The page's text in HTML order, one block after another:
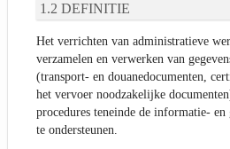
DEFINITIE
Het verrichten van administratieve
verzamelen en verwerken van
(transport- en douanedocumenten,
het vervoer noodzakelijke
procedures teneinde de informatie- en
te ondersteunen.